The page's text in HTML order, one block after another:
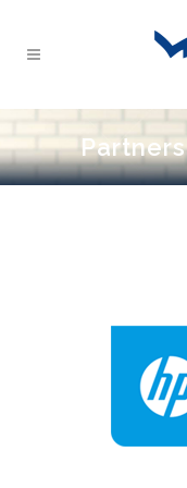
Partners